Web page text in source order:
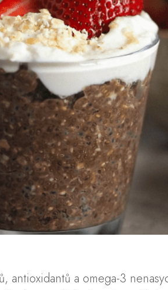
antioxidantů a omega-3